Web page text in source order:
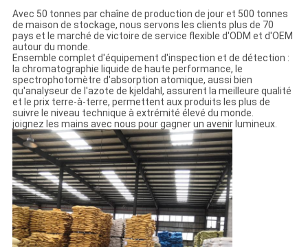
Avec 50 tonnes par chaîne de production de jour et 500 tonnes
de maison de stockage, nous servons les clients plus de 70
pays et le marché de victoire de service flexible d'ODM et d'OEM
autour du monde.
Ensemble complet d'équipement d'inspection et de détection :
la chromatographie liquide de haute performance, le
spectrophotomètre d'absorption atomique, aussi bien
qu'analyseur de l'azote de kjeldahl, assurent la meilleure qualité
et le prix terre-à-terre, permettent aux produits les plus de
suivre le niveau technique à extrémité élevé du monde.
joignez les mains avec nous pour gagner un avenir lumineux.